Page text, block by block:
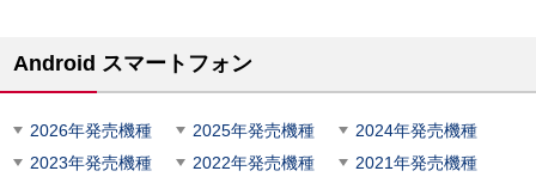
Android スマートフォン
2026年発売機種 2025年発売機種
2024年発売機種
2023年発売機種
2022年発売機種
2021年発売機種